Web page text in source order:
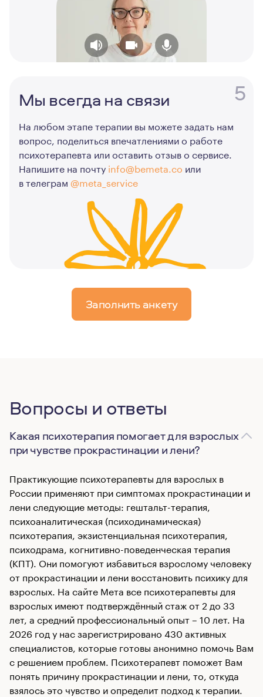
5
Мы всегда на связи
На любом этапе терапии вы можете задать нам
вопрос, поделиться впечатлениями о работе
психотерапевта или оставить отзыв о сервисе.
Напишите на почту info@bemeta.co или
в телеграм @meta_service
Заполнить анкету
Вопросы и ответы
Какая психотерапия помогает для взрослых
при чувстве прокрастинации и лени?
Практикующие психотерапевты для взрослых в
России применяют при симптомах прокрастинации и
лени следующие методы: гештальт-терапия,
психоаналитическая (психодинамическая)
психотерапия, экзистенциальная психотерапия,
психодрама, когнитивно-поведенческая терапия
(КПТ). Они помогуют избавиться взрослому человеку
от прокрастинации и лени восстановить психику для
взрослых. На сайте Мета все психотерапевты для
взрослых имеют подтверждённый стаж от 2 до 33
лет, а средний профессиональный опыт – 10 лет. На
2026 год у нас зарегистрировано 430 активных
специалистов, которые готовы анонимно помочь Вам
с решением проблем. Психотерапевт поможет Вам
понять причину прокрастинации и лени, то, откуда
взялось это чувство и определит подход к терапии.